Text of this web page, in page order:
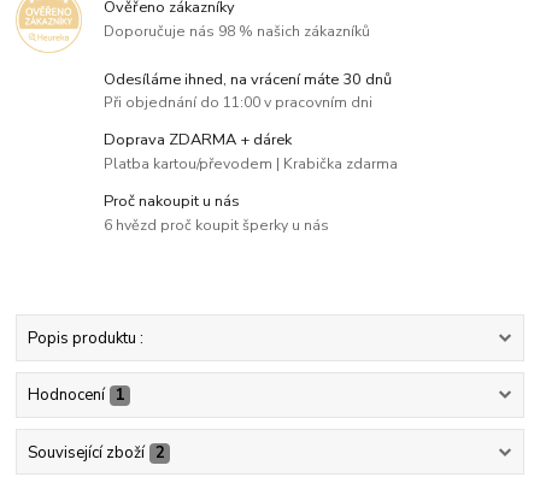
Ověřeno zákazníky
Doporučuje nás 98 % našich zákazníků
Odesíláme ihned, na vrácení máte 30 dnů
Při objednání do 11:00 v pracovním dni
Doprava ZDARMA + dárek
Platba kartou/převodem | Krabička zdarma
Proč nakoupit u nás
6 hvězd proč koupit šperky u nás
Popis produktu :
Hodnocení 1
Související zboží 2